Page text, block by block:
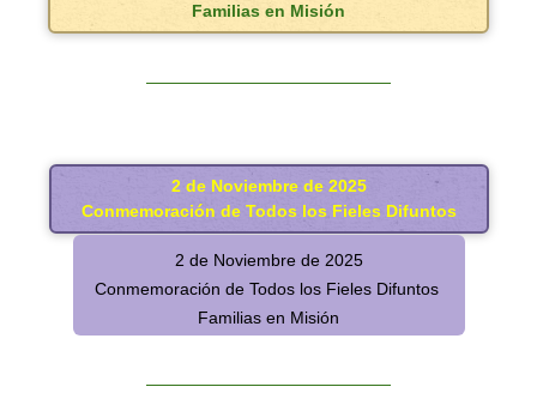
Familias en Misión
2 de Noviembre de 2025
Conmemoración de Todos los Fieles Difuntos
2 de Noviembre de 2025
Conmemoración de Todos los Fieles Difuntos
Familias en Misión